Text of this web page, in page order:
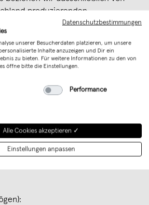
produzierenden
Bei der Produktion haben wir auf
Farbe geachtet. Dank einer
können die Pimpads ohne
ökologisch, da sie beliebig oft
sind. Bei Verschmutzung lässt
einfach mit Wasser reinigen ohne
Datenschutzbestimmungen
unserer Besucherdaten platzieren, um unsere
Inhalte anzuzeigen und Dir ein
zu bieten. Für weitere Informationen zu den von
öffne bitte die Einstellungen.
Performance
Alle Cookies akzeptieren ✓
Einstellungen anpassen